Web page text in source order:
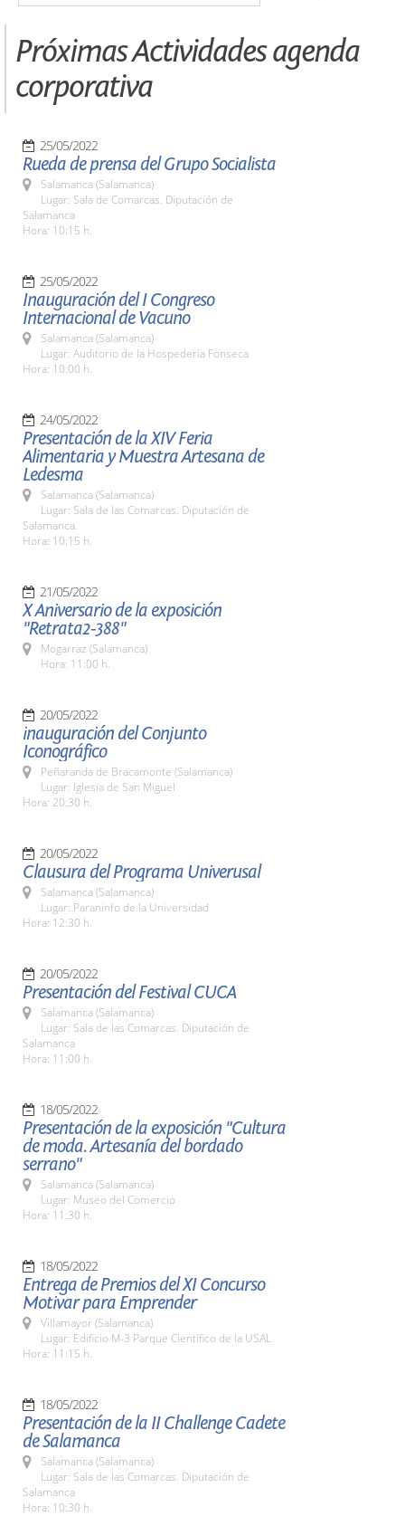
Próximas Actividades agenda
corporativa
25/05/2022
Rueda de prensa del Grupo Socialista
Salamanca (Salamanca)
Lugar: Sala de Comarcas. Diputación de
Salamanca
Hora: 10:15 h.
25/05/2022
Inauguración del I Congreso
Internacional de Vacuno
Salamanca (Salamanca)
Lugar: Auditorio de la Hospedería Fonseca
Hora: 10:00 h.
24/05/2022
Presentación de la XIV Feria
Alimentaria y Muestra Artesana de
Ledesma
Salamanca (Salamanca)
Lugar: Sala de las Comarcas. Diputación de
Salamanca.
Hora: 10:15 h.
21/05/2022
X Aniversario de la exposición
"Retrata2-388"
Mogarraz (Salamanca)
Hora: 11:00 h.
20/05/2022
inauguración del Conjunto
Iconográfico
Peñaranda de Bracamonte (Salamanca)
Lugar: Iglesia de San Miguel
Hora: 20:30 h.
20/05/2022
Clausura del Programa Univerusal
Salamanca (Salamanca)
Lugar: Paraninfo de la Universidad
Hora: 12:30 h.
20/05/2022
Presentación del Festival CUCA
Salamanca (Salamanca)
Lugar: Sala de las Comarcas. Diputación de
Salamanca
Hora: 11:00 h.
18/05/2022
Presentación de la exposición "Cultura
de moda. Artesanía del bordado
serrano"
Salamanca (Salamanca)
Lugar: Museo del Comercio
Hora: 11:30 h.
18/05/2022
Entrega de Premios del XI Concurso
Motivar para Emprender
Villamayor (Salamanca)
Lugar: Edificio M-3 Parque Científico de la USAL
Hora: 11:15 h.
18/05/2022
Presentación de la II Challenge Cadete
de Salamanca
Salamanca (Salamanca)
Lugar: Sala de las Comarcas. Diputación de
Salamanca
Hora: 10:30 h.